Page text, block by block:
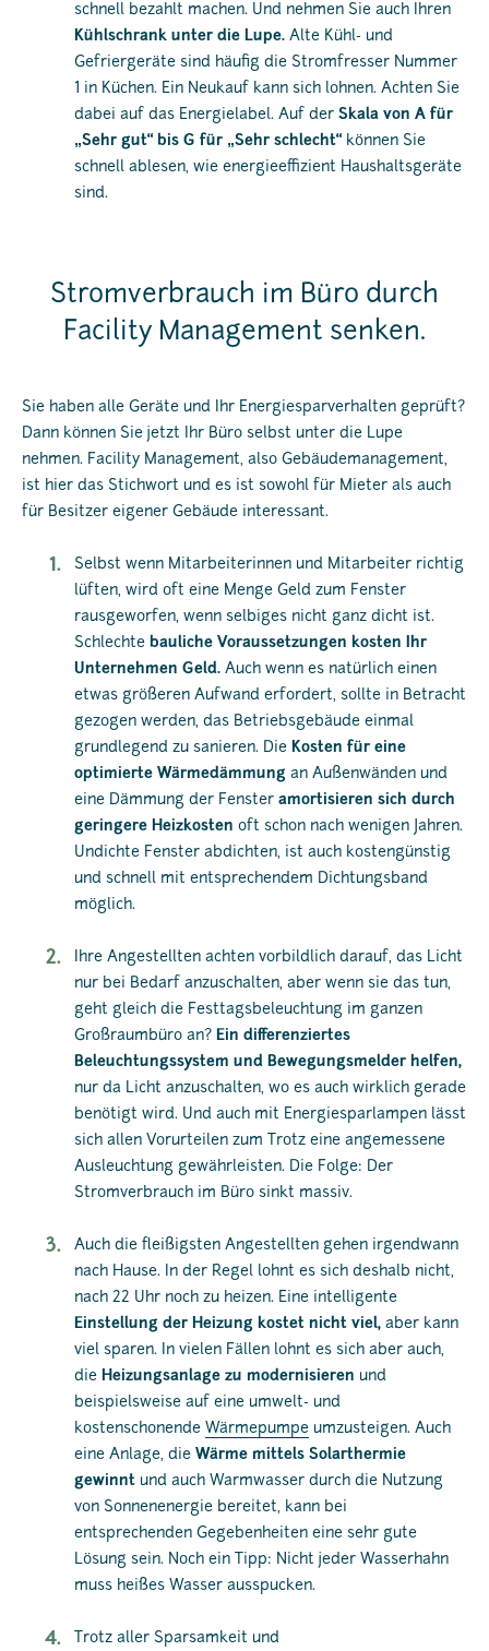
schnell bezahlt machen. Und nehmen Sie auch Ihren
Kühlschrank unter die Lupe. Alte Kühl- und
Gefriergeräte sind häufig die Stromfresser Nummer
1 in Küchen. Ein Neukauf kann sich lohnen. Achten Sie
dabei auf das Energielabel. Auf der Skala von A für
„Sehr gut“ bis G für „Sehr schlecht“ können Sie
schnell ablesen, wie energieeffizient Haushaltsgeräte
sind.
Stromverbrauch im Büro durch
Facility Management senken.
Sie haben alle Geräte und Ihr Energiesparverhalten geprüft?
Dann können Sie jetzt Ihr Büro selbst unter die Lupe
nehmen. Facility Management, also Gebäudemanagement,
ist hier das Stichwort und es ist sowohl für Mieter als auch
für Besitzer eigener Gebäude interessant.
Selbst wenn Mitarbeiterinnen und Mitarbeiter richtig
lüften, wird oft eine Menge Geld zum Fenster
rausgeworfen, wenn selbiges nicht ganz dicht ist.
Schlechte bauliche Voraussetzungen kosten Ihr
Unternehmen Geld. Auch wenn es natürlich einen
etwas größeren Aufwand erfordert, sollte in Betracht
gezogen werden, das Betriebsgebäude einmal
grundlegend zu sanieren. Die Kosten für eine
optimierte Wärmedämmung an Außenwänden und
eine Dämmung der Fenster amortisieren sich durch
geringere Heizkosten oft schon nach wenigen Jahren.
Undichte Fenster abdichten, ist auch kostengünstig
und schnell mit entsprechendem Dichtungsband
möglich.
Ihre Angestellten achten vorbildlich darauf, das Licht
nur bei Bedarf anzuschalten, aber wenn sie das tun,
geht gleich die Festtagsbeleuchtung im ganzen
Großraumbüro an? Ein differenziertes
Beleuchtungssystem und Bewegungsmelder helfen,
nur da Licht anzuschalten, wo es auch wirklich gerade
benötigt wird. Und auch mit Energiesparlampen lässt
sich allen Vorurteilen zum Trotz eine angemessene
Ausleuchtung gewährleisten. Die Folge: Der
Stromverbrauch im Büro sinkt massiv.
Auch die fleißigsten Angestellten gehen irgendwann
nach Hause. In der Regel lohnt es sich deshalb nicht,
nach 22 Uhr noch zu heizen. Eine intelligente
Einstellung der Heizung kostet nicht viel, aber kann
viel sparen. In vielen Fällen lohnt es sich aber auch,
die Heizungsanlage zu modernisieren und
beispielsweise auf eine umwelt- und
kostenschonende Wärmepumpe umzusteigen. Auch
eine Anlage, die Wärme mittels Solarthermie
gewinnt und auch Warmwasser durch die Nutzung
von Sonnenenergie bereitet, kann bei
entsprechenden Gegebenheiten eine sehr gute
Lösung sein. Noch ein Tipp: Nicht jeder Wasserhahn
muss heißes Wasser ausspucken.
Trotz aller Sparsamkeit und